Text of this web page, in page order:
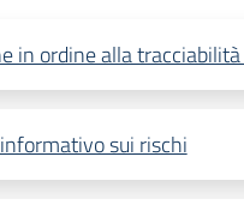
in ordine alla
sui rischi